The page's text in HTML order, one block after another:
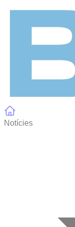
Notícies